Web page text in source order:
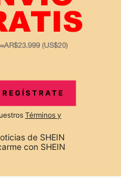
DE SHEIN
Suscribir
REGÍSTRATE
Términos y
de SHEIN
con SHEIN